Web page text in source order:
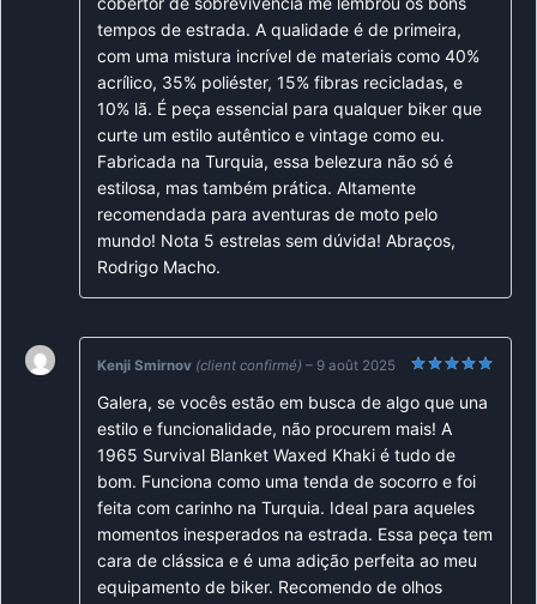
tempos de estrada. A qualidade é de primeira,
com uma mistura incrível de materiais como 40%
acrílico, 35% poliéster, 15% fibras recicladas, e
10% lã. É peça essencial para qualquer biker que
curte um estilo autêntico e vintage como eu.
Fabricada na Turquia, essa belezura não só é
estilosa, mas também prática. Altamente
recomendada para aventuras de moto pelo
mundo! Nota 5 estrelas sem dúvida! Abraços,
Rodrigo Macho.
5
Kenji Smirnov (client confirmé) – 9 août 2025
Galera, se vocês estão em busca de algo que una
estilo e funcionalidade, não procurem mais! A
1965 Survival Blanket Waxed Khaki é tudo de
bom. Funciona como uma tenda de socorro e foi
feita com carinho na Turquia. Ideal para aqueles
momentos inesperados na estrada. Essa peça tem
cara de clássica e é uma adição perfeita ao meu
equipamento de biker. Recomendo de olhos